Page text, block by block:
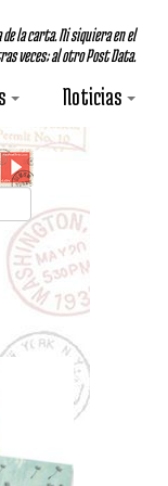
la carta. Ni siquiera en el
veces; al otro Post Data.
Noticias